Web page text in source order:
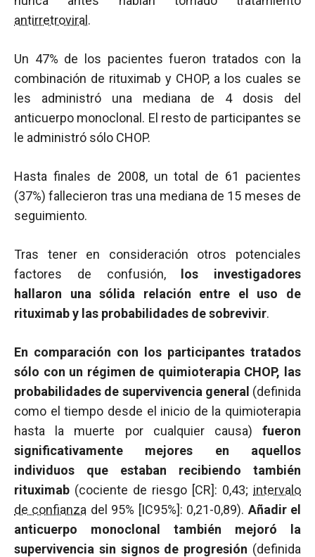
antirretroviral .
Un 47% de los pacientes fueron tratados con la
combinación de rituximab y CHOP, a los cuales se
les administró una mediana de 4 dosis del
anticuerpo monoclonal. El resto de participantes se
le administró sólo CHOP.
Hasta finales de 2008, un total de 61 pacientes
(37%) fallecieron tras una mediana de 15 meses de
seguimiento.
Tras tener en consideración otros potenciales
factores de confusión,
los investigadores
hallaron una sólida relación entre el uso de
rituximab y las probabilidades de sobrevivir.
En comparación con los participantes tratados
sólo con un régimen de quimioterapia CHOP, las
probabilidades de supervivencia general (definida
como el tiempo desde el inicio de la quimioterapia
hasta la muerte por cualquier causa) fueron
significativamente mejores en aquellos
individuos que estaban recibiendo también
rituximab (cociente de riesgo [CR]: 0,43; intervalo
de confianza del 95% [IC95%]: 0,21-0,89). Añadir el
anticuerpo monoclonal también mejoró la
supervivencia sin signos de progresión (definida